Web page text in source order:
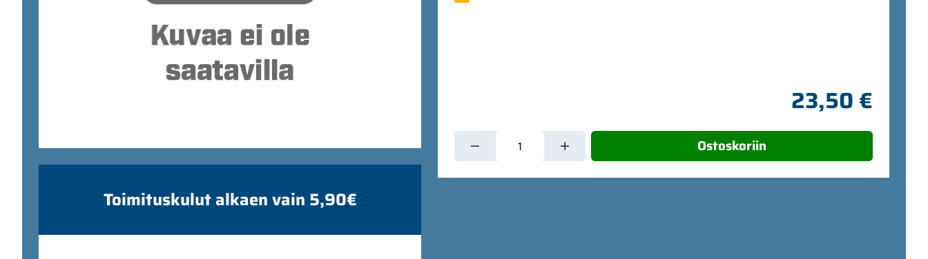
23,50 €
Ostoskoriin
Toimituskulut alkaen vain 5,90€